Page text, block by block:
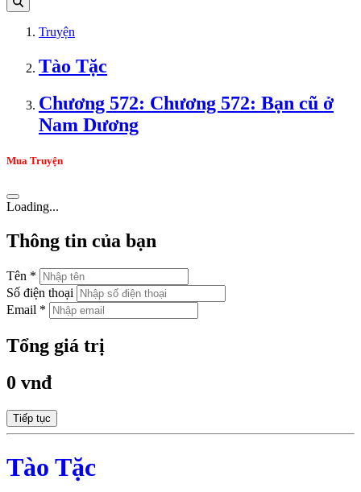
Truyện
Tào Tặc
Chương 572: Chương 572: Bạn cũ ở
Nam Dương
Mua Truyện
Loading...
Thông tin của bạn
Tên *
Số điện thoại
Email *
Tổng giá trị
0 vnđ
Tiếp tục
Tào Tặc